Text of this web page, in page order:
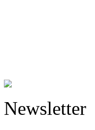
Newsletter